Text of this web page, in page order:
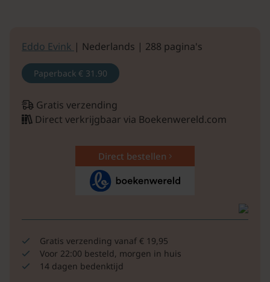
Eddo Evink | Nederlands | 288 pagina's
Paperback € 31.90
Gratis verzending
Direct verkrijgbaar via Boekenwereld.com
Direct bestellen
Gratis verzending vanaf € 19,95
Voor 22:00 besteld, morgen in huis
14 dagen bedenktijd